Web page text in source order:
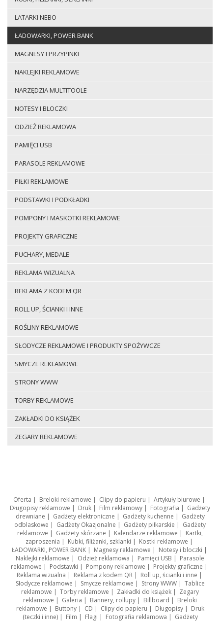
LATARKI NEBO
ŁADOWARKI, POWER BANK
MAGNESY I PRZYPINKI
NAKLEJKI REKLAMOWE
NARZĘDZIA MULTITOOLE
NOTESY I BLOCZKI
ODZIEŻ REKLAMOWA
PAMIĘCI USB
PARASOLE REKLAMOWE
PIŁKI REKLAMOWE
PODSTAWKI I PODKŁADKI
POMPONY I MASKOTKI REKLAMOWE
PROJEKTY GRAFICZNE
PUCHARY, MEDALE
REKLAMA WIZUALNA
REKLAMA Z KODEM QR
ROLL UP, ŚCIANKI I INNE
ROŚLINY REKLAMOWE
SŁODYCZE REKLAMOWE I PRODUKTY SPOŻYWCZE
SMYCZE REKLAMOWE
STRONY WWW
TORBY REKLAMOWE
ZAKŁADKI DO KSIĄŻEK
ZEGARY REKLAMOWE
Oferta | Breloki reklamowe | Clipy do papieru | Artykuły biurowe |
Długopisy reklamowe | Druk | Film reklamowy | Fotografia | Gadżety
drewniane | Gadżety elektroniczne | Gadżety kuchenne | Gadżety
odblaskowe | Gadżety Okazjonalne | Gadżety piłkarskie | Gadżety
reklamowe | Gadżety skórzane | Kalendarze reklamowe | Kartki,
zaproszenia | Kubki, filiżanki, szklanki | Kostki reklamowe |
ŁADOWARKI, POWER BANK| Magnesy reklamowe | Notesy i bloczki |
Naklejki reklamowe | Odzież reklamowa | Pamięci USB | Parasole
reklamowe | Podstawki | Pompony reklamowe | Projekty graficzne |
Reklama wizualna | Reklama z kodem QR| Roll up, ścianki i inne |
Słodycze reklamowe | Smycze reklamowe | Strony WWW| Tablice
reklamowe | Torby reklamowe | Zakładki do książek | Zegary
reklamowe | Galeria | Bannery, rollupy | Billboard | Breloki
reklamowe | Buttony| CD | Clipy do papieru | Długopisy| Druk
(teczki i inne)| Film | Flagi | Fotografia reklamowa | Gadżety